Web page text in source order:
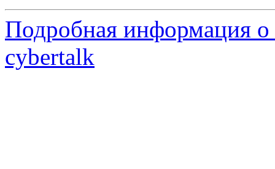
Подробная информация о
cybertalk